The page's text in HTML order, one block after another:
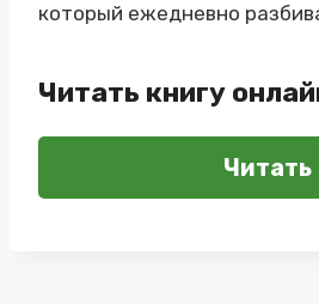
который ежедневно
Читать книгу
Читать